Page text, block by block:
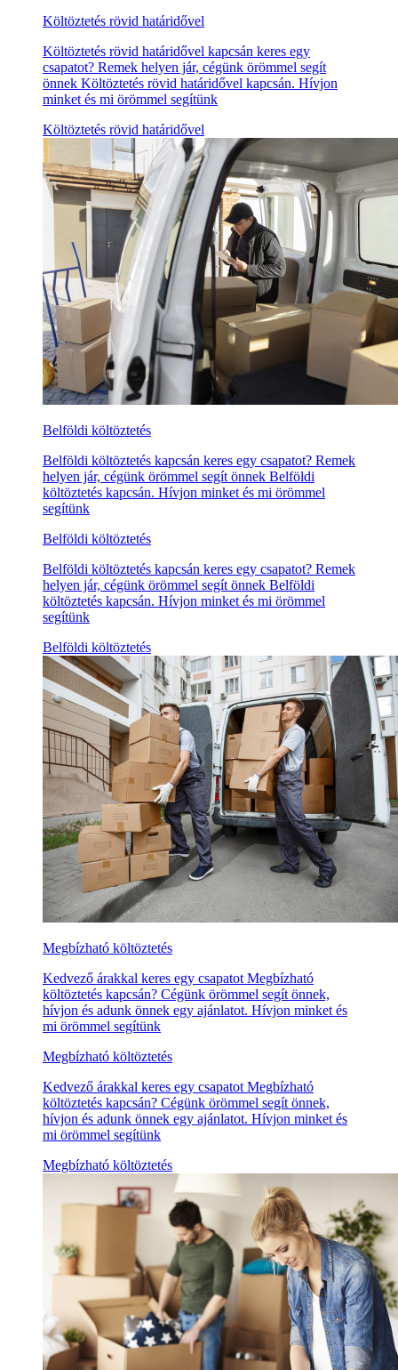
Költöztetés rövid határidővel
Költöztetés rövid határidővel kapcsán keres egy
csapatot? Remek helyen jár, cégünk örömmel segít
önnek Költöztetés rövid határidővel kapcsán. Hívjon
minket és mi örömmel segítünk
Költöztetés rövid határidővel
Belföldi költöztetés
Belföldi költöztetés kapcsán keres egy csapatot? Remek
helyen jár, cégünk örömmel segít önnek Belföldi
költöztetés kapcsán. Hívjon minket és mi örömmel
segítünk
Belföldi költöztetés
Belföldi költöztetés kapcsán keres egy csapatot? Remek
helyen jár, cégünk örömmel segít önnek Belföldi
költöztetés kapcsán. Hívjon minket és mi örömmel
segítünk
Belföldi költöztetés
Megbízható költöztetés
Kedvező árakkal keres egy csapatot Megbízható
költöztetés kapcsán? Cégünk örömmel segít önnek,
hívjon és adunk önnek egy ajánlatot. Hívjon minket és
mi örömmel segítünk
Megbízható költöztetés
Kedvező árakkal keres egy csapatot Megbízható
költöztetés kapcsán? Cégünk örömmel segít önnek,
hívjon és adunk önnek egy ajánlatot. Hívjon minket és
mi örömmel segítünk
Megbízható költöztetés